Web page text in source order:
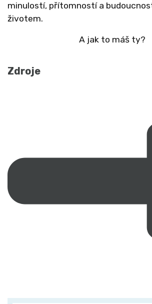
minulostí, přítomností a
životem.
A jak to máš ty?
Zdroje